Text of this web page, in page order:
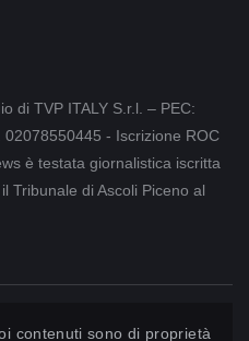
di TVP ITALY S.r.l. – PEC:
02078550445 - Iscrizione ROC
è testata giornalistica iscritta
Tribunale di Ascoli Piceno al
contenuti sono di proprietà